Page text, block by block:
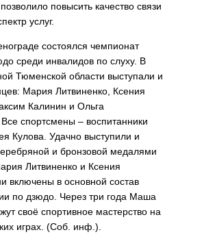
повысить качество связи
услуг.
состоялся чемпионат
среди инвалидов по слуху. В
Тюменской области выступали и
Мария Литвиненко, Ксения
Калинин и Ольга
спортсмены – воспитанники
Кулова. Удачно выступили и
и бронзовой медалями
Литвиненко и Ксения
включены в основной состав
по дзюдо. Через три года Маша
своё спортивное мастерство на
играх. (Соб. инф.).